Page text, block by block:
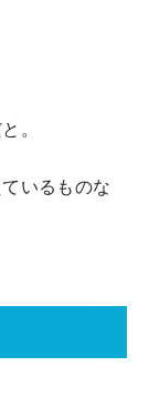
。
いるものな